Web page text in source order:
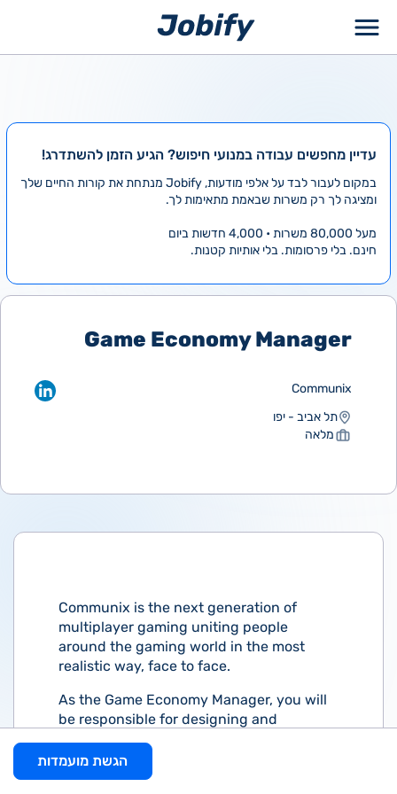
עדיין מחפשים עבודה במנועי חיפוש? הגיע הזמן להשתדרג!
במקום לעבור לבד על אלפי מודעות, Jobify מנתחת את קורות החיים שלך
ומציגה לך רק משרות שבאמת מתאימות לך.
מעל 80,000 משרות • 4,000 חדשות ביום
חינם. בלי פרסומות. בלי אותיות קטנות.
Game Economy Manager
Communix
תל אביב - יפו
מלאה
Communix is the next generation of
multiplayer gaming uniting people
around the gaming world in the most
realistic way, face to face.
As the Game Economy Manager, you will
be responsible for designing and
managing the in-game economy, as well
as managing and tracking our user's
experiences through the use of
הגשת מועמדות